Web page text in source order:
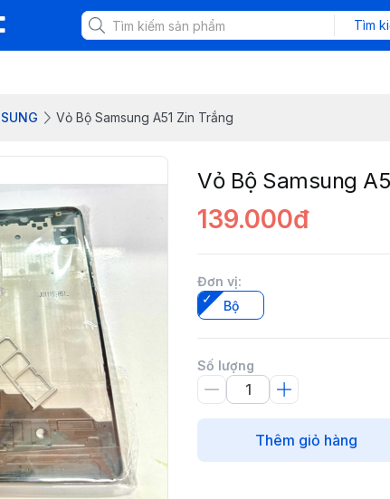
Tìm
Vỏ Bộ Samsung A51 Zin Trắng
Vỏ Bộ Samsung
139.000đ
Đơn vị:
Bộ
Số lượng
Thêm giỏ hàng